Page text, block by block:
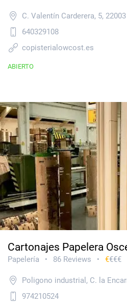
C. Valentín Carderera, 5,
640329108
copisterialowcost.es
ABIERTO
Cartonajes Papelera
Papelería • 86 Reviews • €€€€
Poligono industrial, C. la
974210524